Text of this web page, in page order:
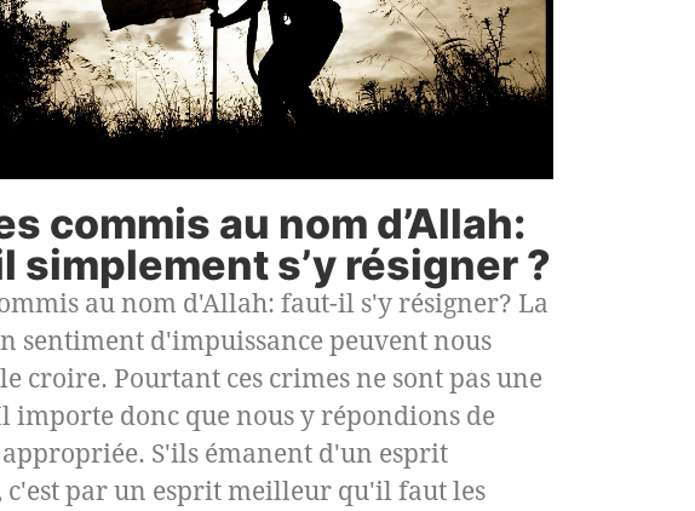
commis au nom d’Allah:
simplement s’y résigner ?
au nom d'Allah: faut-il s'y résigner? La
sentiment d'impuissance peuvent nous
croire. Pourtant ces crimes ne sont pas une
importe donc que nous y répondions de
S'ils émanent d'un esprit
c'est par un esprit meilleur qu'il faut les